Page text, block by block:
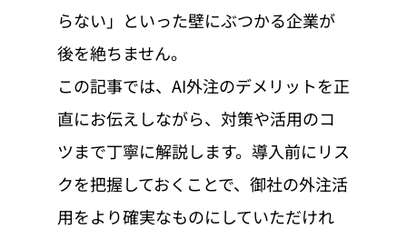
らない」といった壁にぶつかる企業が
後を絶ちません。
この記事では、AI外注のデメリットを正
直にお伝えしながら、対策や活用のコ
ツまで丁寧に解説します。導入前にリス
クを把握しておくことで、御社の外注活
用をより確実なものにしていただけれ